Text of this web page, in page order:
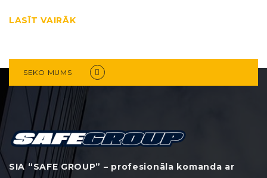
LASĪT VAIRĀK
SEKO MUMS
SIA “SAFE GROUP” – profesionāla komanda ar